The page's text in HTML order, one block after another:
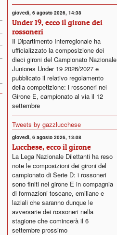
giovedì, 6 agosto 2026, 14:38
Under 19, ecco il girone dei
rossoneri
Il Dipartimento Interregionale ha
ufficializzato la composizione dei
dieci gironi del Campionato Nazionale
Juniores Under 19 2026/2027 e
pubblicato il relativo regolamento
della competizione: i rossoneri nel
Girone E, campionato al via il 12
settembre
Tweets by gazzlucchese
giovedì, 6 agosto 2026, 13:08
Lucchese, ecco il girone
La Lega Nazionale Dilettanti ha reso
note le composizioni dei gironi del
campionato di Serie D: i rossoneri
sono finiti nel girone E in compagnia
di formazioni toscane, emiliane e
laziali che saranno dunque le
avversarie dei rossoneri nella
stagione che comincerà il 6
settembre prossimo